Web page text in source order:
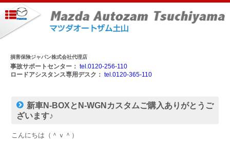
損害保険ジャパン株式会社代理店
事故サポートセンター： tel.0120-256-110
ロードアシスタンス専用デスク： tel.0120-365-110
新車N-BOXとN-WGNカスタムご購入ありがとうご
ざいます♪
こんにちは（＾ｖ＾）